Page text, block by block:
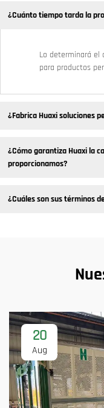
¿Cuánto tiempo tarda la
Lo determinará el
para productos
¿Fabrica Huaxi soluciones
¿Cómo garantiza Huaxi la
proporcionamos?
¿Cuáles son sus términos
20
Aug